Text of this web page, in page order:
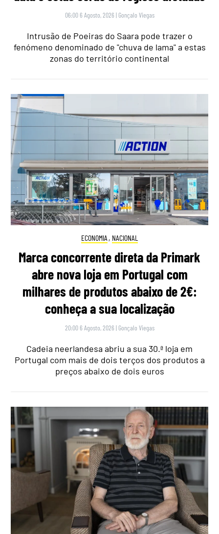
06:00 6 Agosto, 2026 | Gonçalo Viegas
Intrusão de Poeiras do Saara pode trazer o
fenómeno denominado de "chuva de lama" a estas
zonas do território continental
ECONOMIA , NACIONAL
Marca concorrente direta da Primark
abre nova loja em Portugal com
milhares de produtos abaixo de 2€:
conheça a sua localização
20:00 6 Agosto, 2026 | Gonçalo Viegas
Cadeia neerlandesa abriu a sua 30.ª loja em
Portugal com mais de dois terços dos produtos a
preços abaixo de dois euros